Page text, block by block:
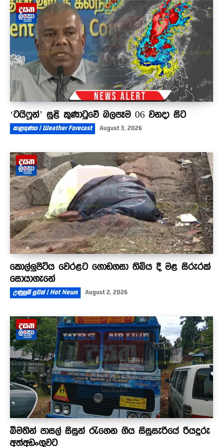
දැයෙන් සමුඅරන් අදට වසර 34ක්
03:57
‘ටයිෆූන්’ සුළි කුණාටුවේ බලපෑම 06 වනදා සිට
කාළගුණය | Weather Forecast August 3, 2026
කොල්ලුපිටිය වෙරළට ගොඩගසා තිබිය දී මළ සිරුරක්
සොයාගැනේ
උණුසුම් පුවත් | Hot News August 2, 2026
බීමතින් පාසල් සිසුන් රැගෙන ගිය සිසුසැරියේ රියදුරු
අත්අඩංගුවට